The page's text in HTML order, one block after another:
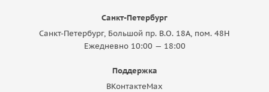
Санкт-Петербург
Санкт-Петербург, Большой пр. В.О. 18A, пом. 48Н
Ежедневно 10:00 — 18:00
Поддержка
ВКонтактеMax